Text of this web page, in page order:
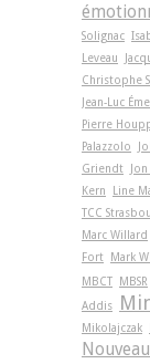
Solignac
Leveau
Christophe
Jean-Luc
Pierre
Palazzolo
Griendt
Kern
Line
TCC
Marc Willard
Fort Mark
MBCT MBSR
Addis
Mikolajczak